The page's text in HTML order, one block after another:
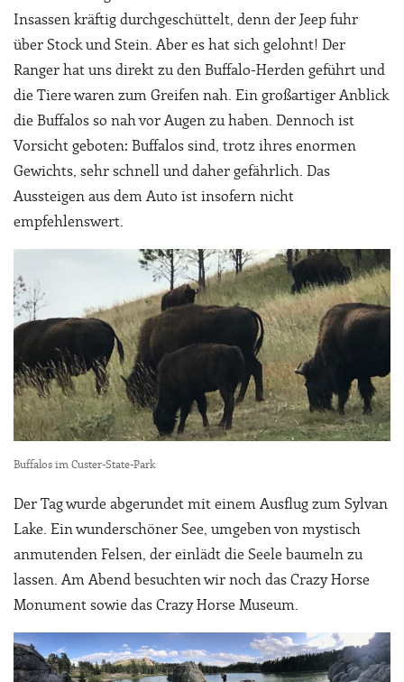
Insassen kräftig durchgeschüttelt, denn der Jeep fuhr
über Stock und Stein. Aber es hat sich gelohnt! Der
Ranger hat uns direkt zu den Buffalo-Herden geführt und
die Tiere waren zum Greifen nah. Ein großartiger Anblick
die Buffalos so nah vor Augen zu haben. Dennoch ist
Vorsicht geboten: Buffalos sind, trotz ihres enormen
Gewichts, sehr schnell und daher gefährlich. Das
Aussteigen aus dem Auto ist insofern nicht
empfehlenswert.
Buffalos im Custer-State-Park
Der Tag wurde abgerundet mit einem Ausflug zum Sylvan
Lake. Ein wunderschöner See, umgeben von mystisch
anmutenden Felsen, der einlädt die Seele baumeln zu
lassen. Am Abend besuchten wir noch das Crazy Horse
Monument sowie das Crazy Horse Museum.